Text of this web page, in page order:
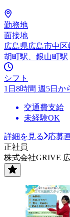
勤務地
面接地
広島県広島市中区
胡町駅、銀山町駅
シフト
1日8時間 週5日か
交通費支給
未経験OK
詳細を見る
応募
正社員
株式会社GRIVE